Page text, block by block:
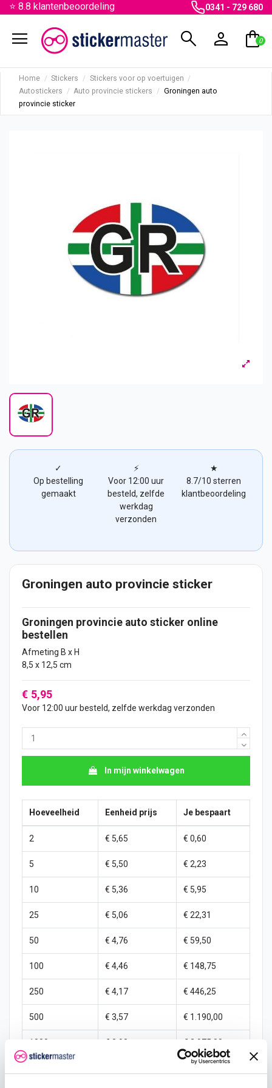
⭐ 8.8 klantenbeoordeling 0341 - 729 680
menu search person shopping_bag
0
Home Stickers
Stickers voor op voertuigen
Autostickers
Auto provincie stickers
Groningen auto
provincie sticker
✓
Op bestelling
gemaakt
⚡
Voor 12:00 uur
besteld, zelfde
werkdag
verzonden
★
8.7/10 sterren
klantbeoordeling
Groningen auto provincie sticker
Groningen provincie auto sticker online
bestellen
Afmeting B x H
8,5 x 12,5 cm
€ 5,95
Voor 12:00 uur besteld, zelfde werkdag verzonden
In mijn winkelwagen
Hoeveelheid Eenheid prijs Je bespaart
2 € 5,65 € 0,60
5 € 5,50 € 2,23
10 € 5,36 € 5,95
25 € 5,06 € 22,31
50 € 4,76 € 59,50
100 € 4,46 € 148,75
250 € 4,17 € 446,25
500 € 3,57 € 1.190,00
1000 € 2,98 € 2.975,00